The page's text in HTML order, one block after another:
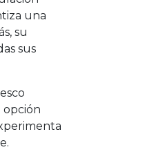
una
su
sus
opción